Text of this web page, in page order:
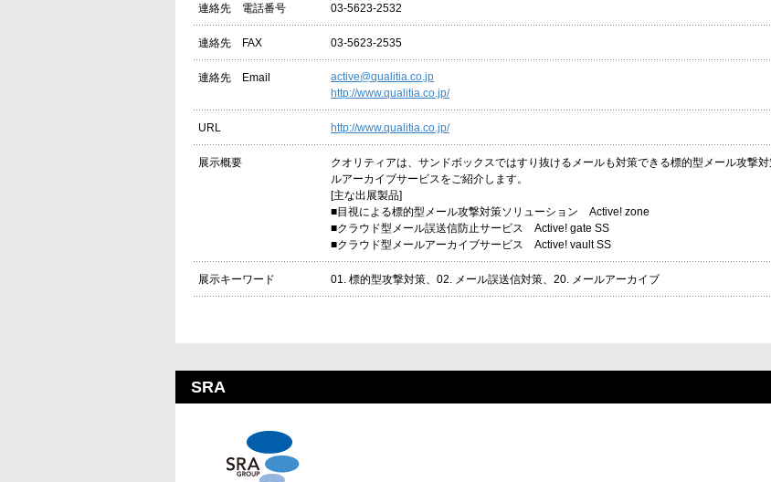
連絡先 電話番号 03-5623-2532
連絡先 FAX 03-5623-2535
連絡先 Email
active@qualitia.co.jp
http://www.qualitia.co.jp/
URL http://www.qualitia.co.jp/
展示概要
クオリティアは、サンドボックスではすり抜けるメールも対策できる標的型メール攻撃
ルアーカイブサービスをご紹介します。
[主な出展製品]
■目視による標的型メール攻撃対策ソリューション Active! zone
■クラウド型メール誤送信防止サービス Active! gate SS
■クラウド型メールアーカイブサービス Active! vault SS
展示キーワード 01. 標的型攻撃対策、02. メール誤送信対策、20. メールアーカイブ
SRA